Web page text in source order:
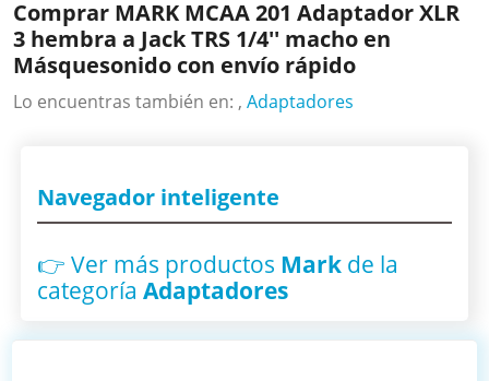
Comprar MARK MCAA 201 Adaptador XLR
3 hembra a Jack TRS 1/4'' macho en
Másquesonido con envío rápido
Lo encuentras también en: ,Adaptadores
Navegador inteligente
👉 Ver más productos Markde la
categoría Adaptadores